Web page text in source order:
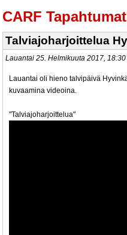
CARF Tapahtumat
Talviajoharjoittelua
Lauantai 25. Helmikuuta 2017,
Lauantai oli hieno talvipäivä
kuvaamina videoina.
"Talviajoharjoittelua"